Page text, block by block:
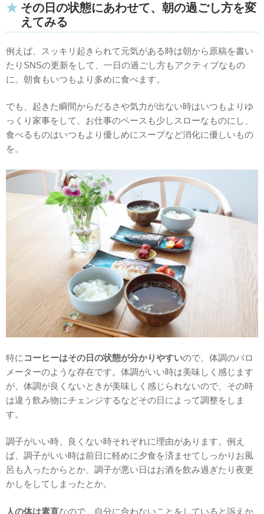
その日の状態にあわせて、朝の過ごし方を変
えてみる
例えば、スッキリ起きられて元気がある時は朝から原稿を書い
たりSNSの更新をして、一日の過ごし方もアクティブなもの
に。朝食もいつもより多めに食べます。
でも、起きた瞬間からだるさや気力が出ない時はいつもよりゆ
っくり家事をして、お仕事のペースも少しスローなものにし、
食べるものはいつもより優しめにスープなど消化に優しいもの
を。
特に コーヒーはその日の状態が分かりやすいので、体調のバロ
メーターのような存在です。体調がいい時は美味しく感じます
が、体調が良くないときが美味しく感じられないので、その時
は違う飲み物にチェンジするなどその日によって調整をしま
す。
調子がいい時、良くない時それぞれに理由があります。例え
ば、調子がいい時は前日に軽めに夕食を済ませてしっかりお風
呂も入ったからとか、調子が悪い日はお酒を飲み過ぎたり夜更
かしをしてしまったとか。
人の体は素直なので、自分に合わないことをしていると訴えか